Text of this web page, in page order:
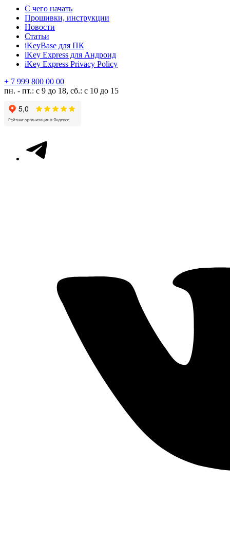
С чего начать
Прошивки, инструкции
Новости
Статьи
iKeyBase для ПК
iKey Express для Андроид
iKey Express Privacy Policy
+ 7 999 800 00 00
пн. - пт.: с 9 до 18, сб.: с 10 до 15